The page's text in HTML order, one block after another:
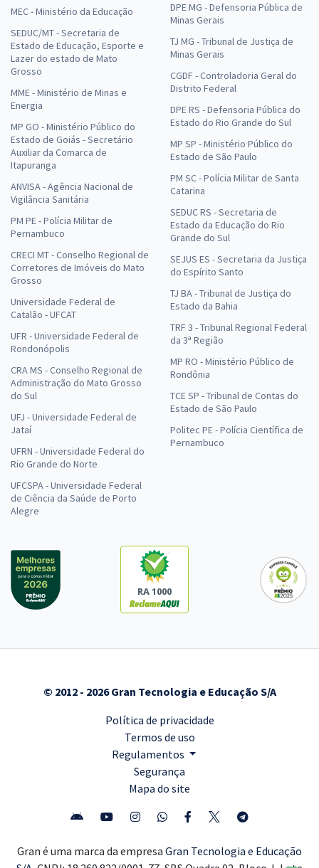
MEC - Ministério da Educação
SEDUC/MT - Secretaria de
Estado de Educação, Esporte e
Lazer do estado de Mato
Grosso
MME - Ministério de Minas e
Energia
MP GO - Ministério Público do
Estado de Goiás - Secretário
Auxiliar da Comarca de
Itapuranga
ANVISA - Agência Nacional de
Vigilância Sanitária
PM PE - Polícia Militar de
Pernambuco
CRECI MT - Conselho Regional de
Corretores de Imóveis do Mato
Grosso
Universidade Federal de
Catalão - UFCAT
UFR - Universidade Federal de
Rondonópolis
CRA MS - Conselho Regional de
Administração do Mato Grosso
do Sul
UFJ - Universidade Federal de
Jataí
UFRN - Universidade Federal do
Rio Grande do Norte
UFCSPA - Universidade Federal
de Ciência da Saúde de Porto
Alegre
DPE MG - Defensoria Pública de
Minas Gerais
TJ MG - Tribunal de Justiça de
Minas Gerais
CGDF - Controladoria Geral do
Distrito Federal
DPE RS - Defensoria Pública do
Estado do Rio Grande do Sul
MP SP - Ministério Público do
Estado de São Paulo
PM SC - Polícia Militar de Santa
Catarina
SEDUC RS - Secretaria de
Estado da Educação do Rio
Grande do Sul
SEJUS ES - Secretaria da Justiça
do Espírito Santo
TJ BA - Tribunal de Justiça do
Estado da Bahia
TRF 3 - Tribunal Regional Federal
da 3ª Região
MP RO - Ministério Público de
Rondônia
TCE SP - Tribunal de Contas do
Estado de São Paulo
Politec PE - Polícia Científica de
Pernambuco
RA 1000
© 2012 - 2026 Gran Tecnologia e Educação S/A
Política de privacidade
Termos de uso
Regulamentos
Segurança
Mapa do site
Gran é uma marca da empresa Gran Tecnologia e Educação